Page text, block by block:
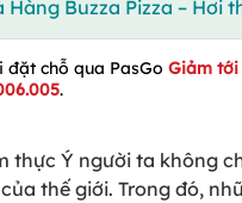
Hàng Buzza Pizza – Hơi
đặt chỗ qua PasGo Giảm tới
.
thực Ý người ta không
thế giới. Trong đó,